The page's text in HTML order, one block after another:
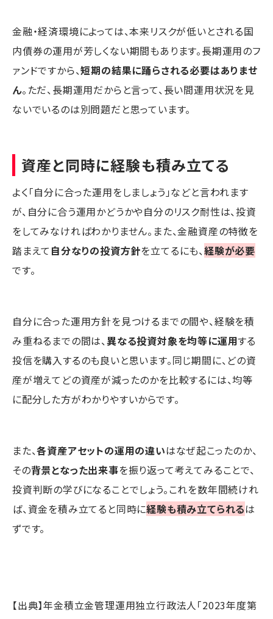
金融・経済環境によっては、本来リスクが低いとされる国
内債券の運用が芳しくない期間もあります。長期運用のフ
ァンドですから、短期の結果に踊らされる必要はありませ
ん。ただ、長期運用だからと言って、長い間運用状況を見
ないでいるのは別問題だと思っています。
資産と同時に経験も積み立てる
よく「自分に合った運用をしましょう」などと言われます
が、自分に合う運用かどうかや自分のリスク耐性は、投資
をしてみなければわかりません。また、金融資産の特徴を
踏まえて 自分なりの投資方針を立てるにも、経験が必要
です。
自分に合った運用方針を見つけるまでの間や、経験を積
み重ねるまでの間は、異なる投資対象を均等に運用する
投信を購入するのも良いと思います。同じ期間に、どの資
産が増えてどの資産が減ったのかを比較するには、均等
に配分した方がわかりやすいからです。
また、各資産アセットの運用の違いはなぜ起こったのか、
その背景となった出来事を振り返って考えてみることで、
投資判断の学びになることでしょう。これを数年間続けれ
ば、資金を積み立てると同時に経験も積み立てられるは
ずです。
【出典】年金積立金管理運用独立行政法人「2023年度第